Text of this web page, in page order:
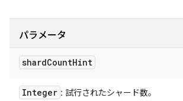
パラメータ
shardCountHint
Integer : 試行されたシャード数。